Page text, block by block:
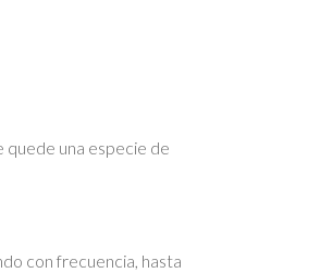
quede una especie de
con frecuencia, hasta